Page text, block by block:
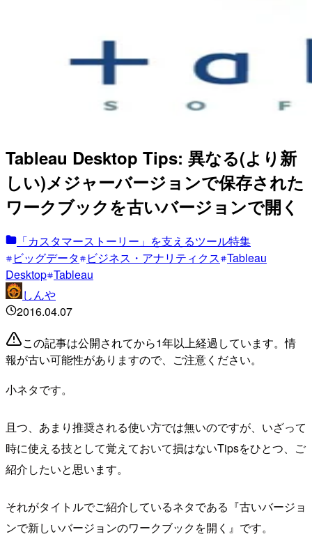
Tableau Desktop Tips: 異なる(より新
しい)メジャーバージョンで保存された
ワークブックを古いバージョンで開く
「カスタマーストーリー」を支えるツール特集
ビッグデータ
ビジネス・アナリティクス Tableau
Desktop Tableau
しんや
2016.04.07
この記事は公開されてから1年以上経過しています。情
報が古い可能性がありますので、ご注意ください。
小ネタです。
且つ、あまり推奨される使い方では無いのですが、いざって
時に使える技として覚えておいて損はないTipsをひとつ、ご
紹介したいと思います。
それがタイトルでご紹介しているネタである『古いバージョ
ンで新しいバージョンのワークブックを開く』です。